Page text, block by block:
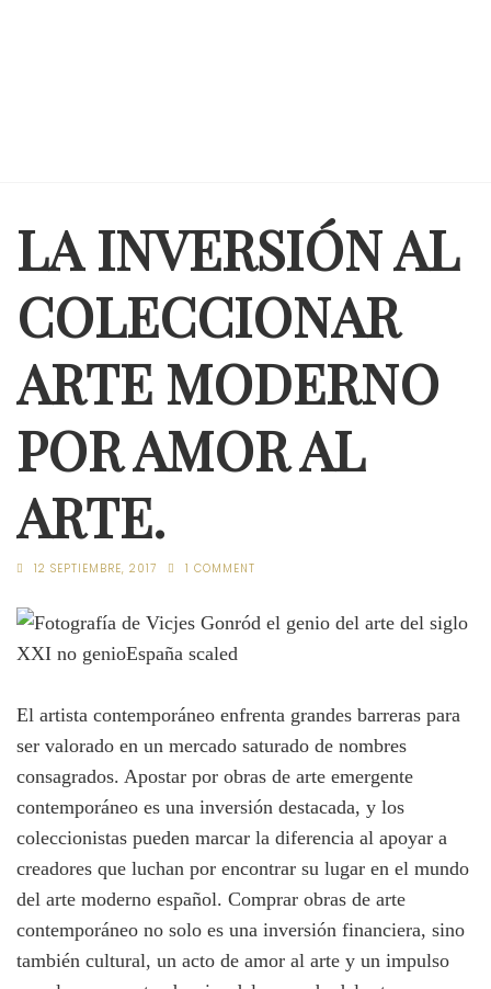
LA INVERSIÓN AL
COLECCIONAR
ARTE MODERNO
POR AMOR AL
ARTE.
12 SEPTIEMBRE, 2017 1 COMMENT
El artista contemporáneo enfrenta grandes barreras para
ser valorado en un mercado saturado de nombres
consagrados. Apostar por obras de arte emergente
contemporáneo es una inversión destacada, y los
coleccionistas pueden marcar la diferencia al apoyar a
creadores que luchan por encontrar su lugar en el mundo
del arte moderno español. Comprar obras de arte
contemporáneo no solo es una inversión financiera, sino
también cultural, un acto de amor al arte y un impulso